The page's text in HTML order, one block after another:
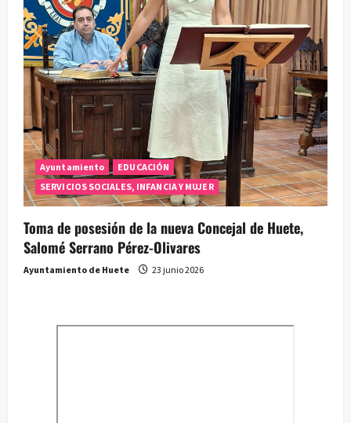
Ayuntamiento
EDUCACIÓN
SERVICIOS SOCIALES, INFANCIA Y MUJER
Toma de posesión de la nueva Concejal de Huete,
Salomé Serrano Pérez-Olivares
Ayuntamiento de Huete 23 junio 2026